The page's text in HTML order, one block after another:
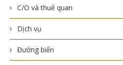
C/O và thuế quan
Dịch vụ
Đường biển